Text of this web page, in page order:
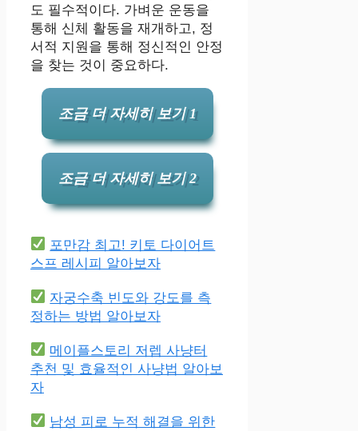
도 필수적이다. 가벼운 운동을
통해 신체 활동을 재개하고, 정
서적 지원을 통해 정신적인 안정
을 찾는 것이 중요하다.
조금 더 자세히 보기 1
조금 더 자세히 보기 2
포만감 최고! 키토 다이어트
스프 레시피 알아보자
자궁수축 빈도와 강도를 측
정하는 방법 알아보자
메이플스토리 저렙 사냥터
추천 및 효율적인 사냥법 알아보
자
남성 피로 누적 해결을 위한